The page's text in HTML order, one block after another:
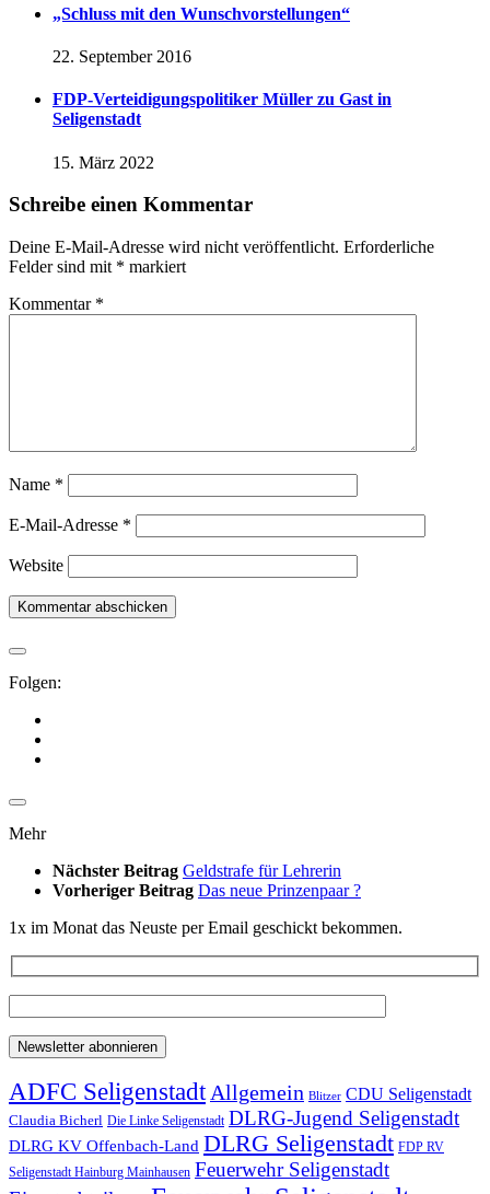
„Schluss mit den Wunschvorstellungen“
22. September 2016
FDP-Verteidigungspolitiker Müller zu Gast in
Seligenstadt
15. März 2022
Schreibe einen Kommentar
Deine E-Mail-Adresse wird nicht veröffentlicht. Erforderliche
Felder sind mit * markiert
Kommentar *
Name *
E-Mail-Adresse *
Website
Folgen:
Mehr
Nächster Beitrag Geldstrafe für Lehrerin
Vorheriger Beitrag Das neue Prinzenpaar ?
1x im Monat das Neuste per Email geschickt bekommen.
ADFC SeligenstadtAllgemein Blitzer CDU Seligenstadt
Claudia Bicherl Die Linke Seligenstadt DLRG-Jugend Seligenstadt
DLRG KV Offenbach-Land DLRG Seligenstadt FDP RV
Seligenstadt Hainburg Mainhausen Feuerwehr Seligenstadt